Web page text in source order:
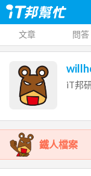
文章 問答
iT邦
鐵人檔案